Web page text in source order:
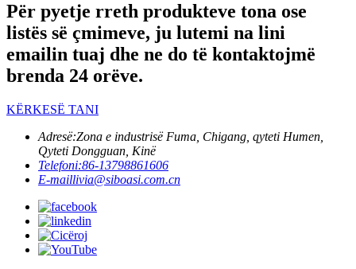
Për pyetje rreth produkteve tona ose
listës së çmimeve, ju lutemi na lini
emailin tuaj dhe ne do të kontaktojmë
brenda 24 orëve.
KËRKESË TANI
Adresë:Zona e industrisë Fuma, Chigang, qyteti Humen,
Qyteti Dongguan, Kinë
Telefoni:86-13798861606
E-maillivia@siboasi.com.cn